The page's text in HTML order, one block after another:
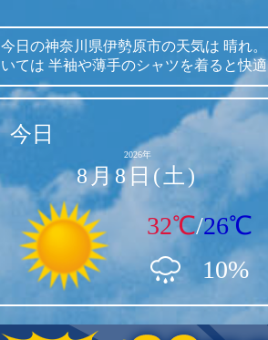
今日の神奈川県伊勢原市の天気は 晴れ。
いては 半袖や薄手のシャツを着ると快適
今日
2026年
8月8日(土)
32℃/26℃
10%